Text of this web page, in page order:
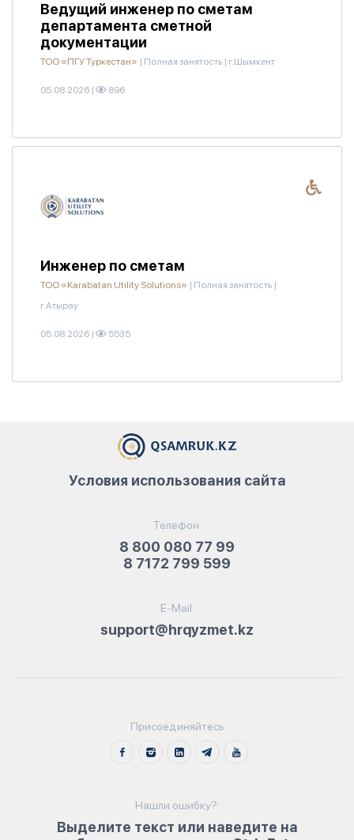
Ведущий инженер по сметам
департамента сметной
документации
ТОО «ПГУ Туркестан» | Полная занятость | г.Шымкент
05.08.2026 | 896
Инженер по сметам
ТОО «Karabatan Utility Solutions» | Полная занятость |
г.Атырау
05.08.2026 | 5535
Телефон:
8 800 080 77 99
8 7172 799 599
E-Mail:
support@hrqyzmet.kz
Условия использования сайта
Присоединяйтесь
Нашли ошибку?:
Выделите текст или наведите на